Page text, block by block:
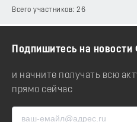
Всего участников: 26
Подпишитесь на
и начните получать всю
прямо сейчас